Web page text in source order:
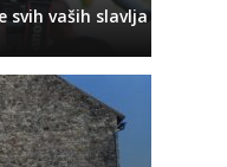
svih vaših slavlja